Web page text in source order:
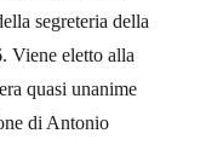
segreteria della
Viene eletto alla
quasi unanime
di Antonio